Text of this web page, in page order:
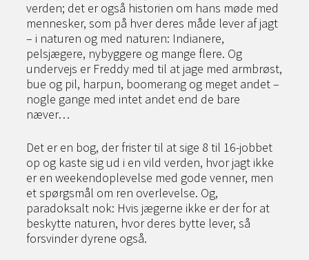
verden; det er også historien om hans møde med
mennesker, som på hver deres måde lever af jagt
– i naturen og med naturen: Indianere,
pelsjægere, nybyggere og mange flere. Og
undervejs er Freddy med til at jage med armbrøst,
bue og pil, harpun, boomerang og meget andet –
nogle gange med intet andet end de bare
næver…
Det er en bog, der frister til at sige 8 til 16-jobbet
op og kaste sig ud i en vild verden, hvor jagt ikke
er en weekendoplevelse med gode venner, men
et spørgsmål om ren overlevelse. Og,
paradoksalt nok: Hvis jægerne ikke er der for at
beskytte naturen, hvor deres bytte lever, så
forsvinder dyrene også.